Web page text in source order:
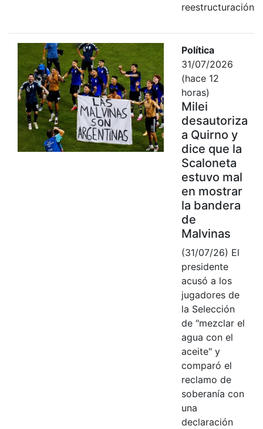
reestructuración
Política
31/07/2026
(hace 12
horas)
Milei
desautoriza
a Quirno y
dice que la
Scaloneta
estuvo mal
en mostrar
la bandera
de
Malvinas
(31/07/26) El
presidente
acusó a los
jugadores de
la Selección
de "mezclar el
agua con el
aceite" y
comparó el
reclamo de
soberanía con
una
declaración